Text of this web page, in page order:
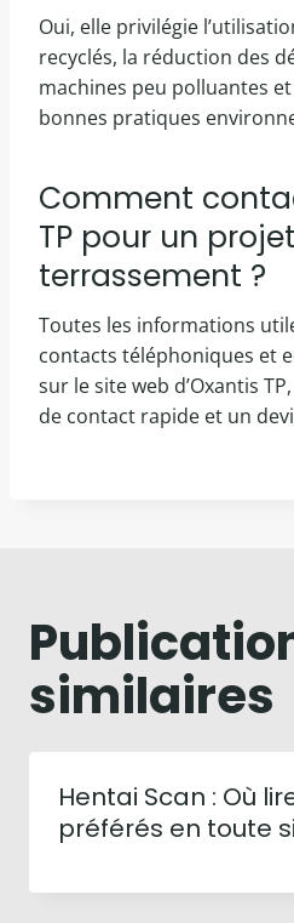
Oui, elle privilégie
recyclés, la réduction des
machines peu polluantes
bonnes pratiques
Comment
TP pour un
terrassement ?
Toutes les informations
contacts téléphoniques et
sur le site web d’Oxantis
de contact rapide et un
similaires
Hentai Scan : Où
préférés en toute